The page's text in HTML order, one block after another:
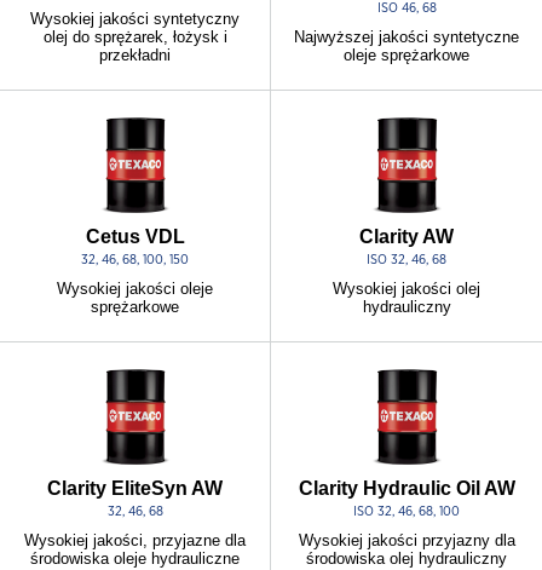
Wysokiej jakości syntetyczny
olej do sprężarek, łożysk i
przekładni
ISO 46, 68
Najwyższej jakości syntetyczne
oleje sprężarkowe
Cetus VDL
32, 46, 68, 100, 150
Wysokiej jakości oleje
sprężarkowe
Clarity AW
ISO 32, 46, 68
Wysokiej jakości olej
hydrauliczny
Clarity EliteSyn AW
32, 46, 68
Wysokiej jakości, przyjazne dla
środowiska oleje hydrauliczne
Clarity Hydraulic Oil AW
ISO 32, 46, 68, 100
Wysokiej jakości przyjazny dla
środowiska olej hydrauliczny